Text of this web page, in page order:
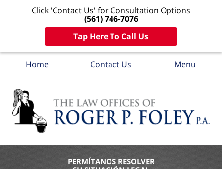
Click 'Contact Us' for Consultation Options
(561) 746-7076
Tap Here To Call Us
Home Contact Us Menu
PERMÍTANOS RESOLVER